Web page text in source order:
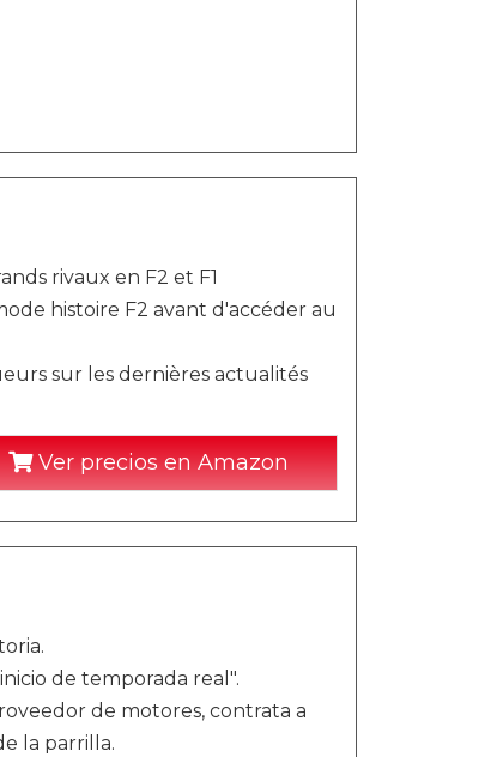
rivaux en F2 et F1
histoire F2 avant d'accéder au
sur les dernières actualités
Ver precios en Amazon
de temporada real".
de motores, contrata a
la parrilla.